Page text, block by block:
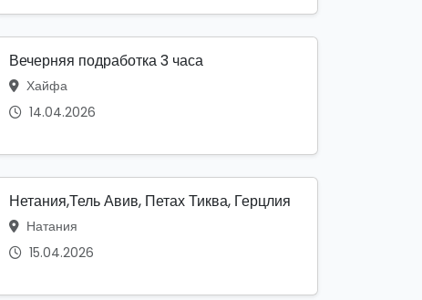
Вечерняя подработка 3 часа
Хайфа
14.04.2026
Нетания,Тель Авив, Петах Тиква, Герцлия
Натания
15.04.2026